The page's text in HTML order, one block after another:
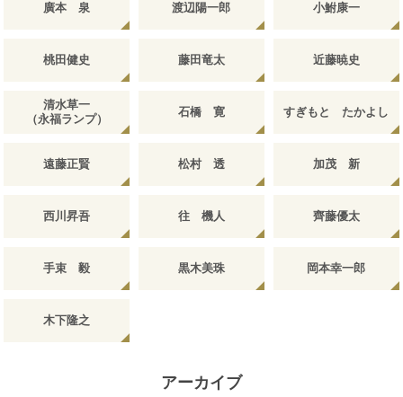
廣本 泉 渡辺陽一郎 小鮒康一
桃田健史 藤田竜太 近藤暁史
清水草一
（永福ランプ）
石橋 寛 すぎもと たかよし
遠藤正賢 松村 透 加茂 新
西川昇吾 往 機人 齊藤優太
手束 毅 黒木美珠 岡本幸一郎
木下隆之
アーカイブ